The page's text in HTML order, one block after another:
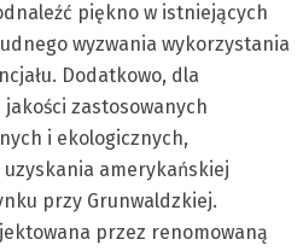
piękno w istniejących
wyzwania wykorzystania
Dodatkowo, dla
zastosowanych
i ekologicznych,
amerykańskiej
przy Grunwaldzkiej.
przez renomowaną